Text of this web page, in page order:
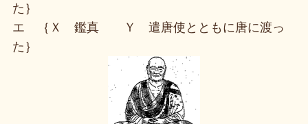
た｝
エ ｛Ｘ 鑑真 Ｙ 遣唐使とともに唐に渡っ
た｝